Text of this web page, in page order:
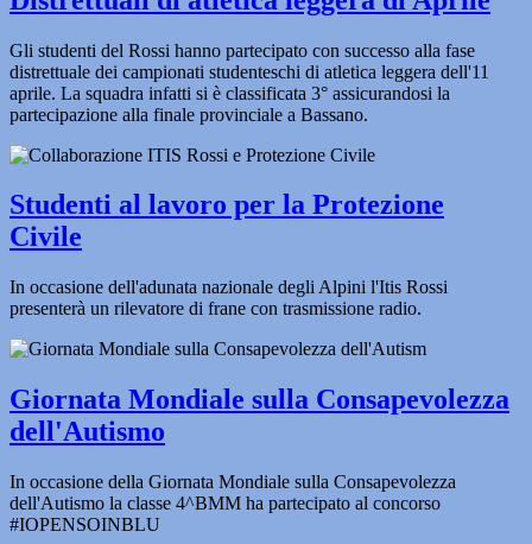
Gli studenti del Rossi hanno partecipato con successo alla fase
distrettuale dei campionati studenteschi di atletica leggera dell'11
aprile. La squadra infatti si è classificata 3° assicurandosi la
partecipazione alla finale provinciale a Bassano.
Studenti al lavoro per la Protezione
Civile
In occasione dell'adunata nazionale degli Alpini l'Itis Rossi
presenterà un rilevatore di frane con trasmissione radio.
Giornata Mondiale sulla Consapevolezza
dell'Autismo
In occasione della Giornata Mondiale sulla Consapevolezza
dell'Autismo la classe 4^BMM ha partecipato al concorso
#IOPENSOINBLU